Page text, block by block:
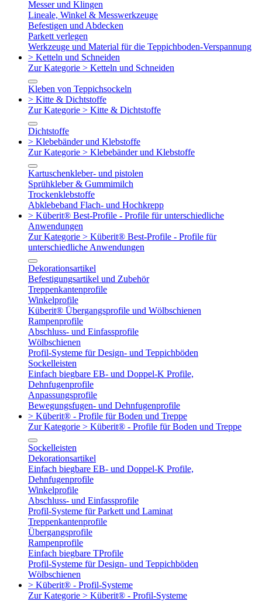
Messer und Klingen
Lineale, Winkel & Messwerkzeuge
Befestigen und Abdecken
Parkett verlegen
Werkzeuge und Material für die Teppichboden-Verspannung
> Ketteln und Schneiden
Zur Kategorie > Ketteln und Schneiden
Kleben von Teppichsockeln
> Kitte & Dichtstoffe
Zur Kategorie > Kitte & Dichtstoffe
Dichtstoffe
> Klebebänder und Klebstoffe
Zur Kategorie > Klebebänder und Klebstoffe
Kartuschenkleber- und pistolen
Sprühkleber & Gummimilch
Trockenklebstoffe
Abklebeband Flach- und Hochkrepp
> Küberit® Best-Profile - Profile für unterschiedliche
Anwendungen
Zur Kategorie > Küberit® Best-Profile - Profile für
unterschiedliche Anwendungen
Dekorationsartikel
Befestigungsartikel und Zubehör
Treppenkantenprofile
Winkelprofile
Küberit® Übergangsprofile und Wölbschienen
Rampenprofile
Abschluss- und Einfassprofile
Wölbschienen
Profil-Systeme für Design- und Teppichböden
Sockelleisten
Einfach biegbare EB- und Doppel-K Profile,
Dehnfugenprofile
Anpassungsprofile
Bewegungsfugen- und Dehnfugenprofile
> Küberit® - Profile für Boden und Treppe
Zur Kategorie > Küberit® - Profile für Boden und Treppe
Sockelleisten
Dekorationsartikel
Einfach biegbare EB- und Doppel-K Profile,
Dehnfugenprofile
Winkelprofile
Abschluss- und Einfassprofile
Profil-Systeme für Parkett und Laminat
Treppenkantenprofile
Übergangsprofile
Rampenprofile
Einfach biegbare TProfile
Profil-Systeme für Design- und Teppichböden
Wölbschienen
> Küberit® - Profil-Systeme
Zur Kategorie > Küberit® - Profil-Systeme